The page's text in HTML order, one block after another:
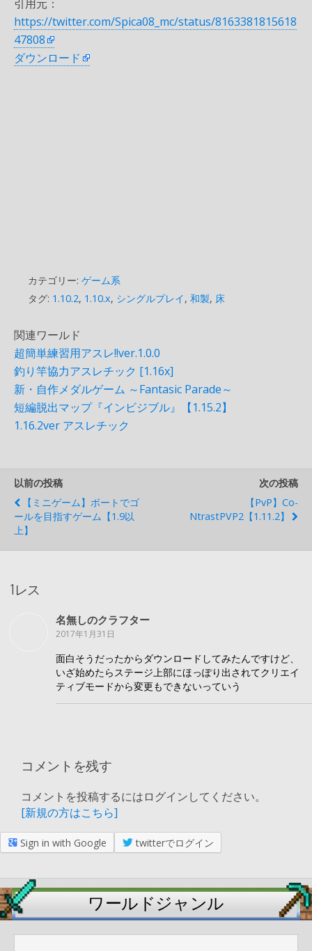
引用元：
https://twitter.com/Spica08_mc/status/8163381815618
47808
ダウンロード
カテゴリー: ゲーム系
タグ: 1.10.2, 1.10.x, シングルプレイ, 和製, 床
関連ワールド
超簡単練習用アスレ!!ver.1.0.0
釣り竿協力アスレチック [1.16x]
新・自作メダルゲーム ～Fantasic Parade～
短編脱出マップ『インビジブル』【1.15.2】
1.16.2ver アスレチック
以前の投稿
【ミニゲーム】ボートでゴ
ールを目指すゲーム【1.9以
上】
次の投稿
【PvP】Co-
NtrastPVP2【1.11.2】
1レス
名無しのクラフター
2017年1月31日
面白そうだったからダウンロードしてみたんですけど、
いざ始めたらステージ上部にほっぽり出されてクリエイ
ティブモードから変更もできないっていう
コメントを残す
コメントを投稿するにはログインしてください。
[新規の方はこちら]
Sign in with Google twitterでログイン
ワールドジャンル